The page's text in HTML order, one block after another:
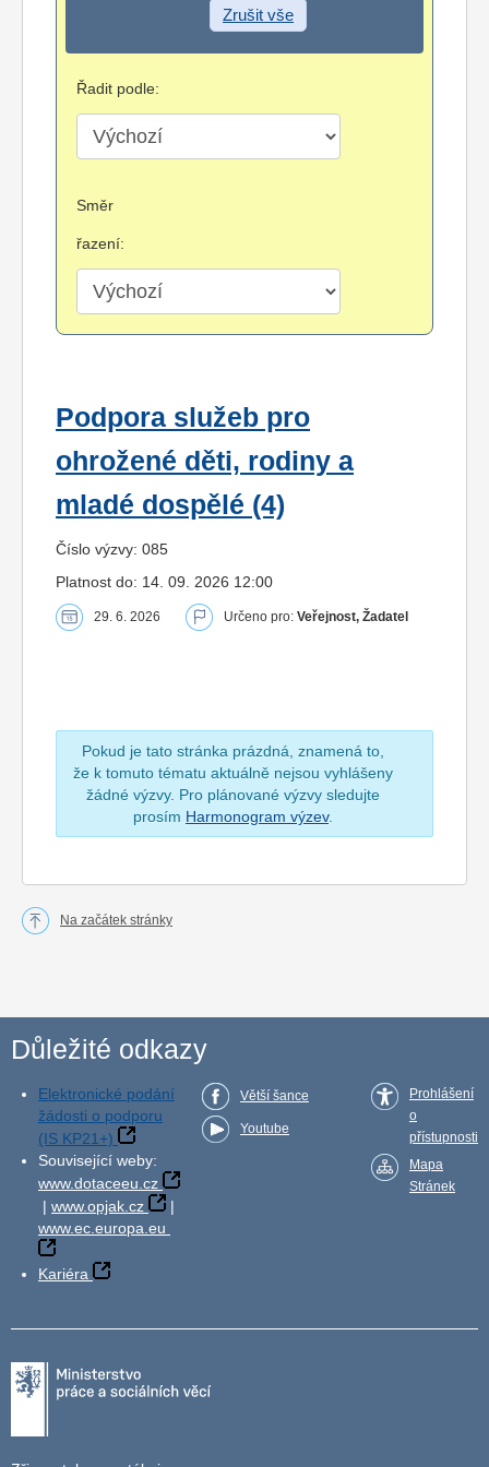
Zrušit vše
Řadit podle:
Směr
řazení:
Podpora služeb pro
ohrožené děti, rodiny a
mladé dospělé (4)
Číslo výzvy: 085
Platnost do: 14. 09. 2026 12:00
29. 6. 2026 Určeno pro: Veřejnost, Žadatel
Pokud je tato stránka prázdná, znamená to,
že k tomuto tématu aktuálně nejsou vyhlášeny
žádné výzvy. Pro plánované výzvy sledujte
prosím Harmonogram výzev.
Na začátek stránky
Důležité odkazy
Elektronické podání
žádosti o podporu
(IS KP21+)
Související weby:
www.dotaceeu.cz
| www.opjak.cz
|
www.ec.europa.eu
Kariéra
Větší šance
Youtube
Prohlášení
o
přístupnosti
Mapa
Stránek